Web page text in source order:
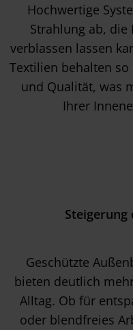
Hochwertige
Strahlung ab, die
verblassen lassen
Textilien behalten
und Qualität, was
Ihrer
Geschützte
bieten deutlich
Alltag. Ob für
oder blendfreies